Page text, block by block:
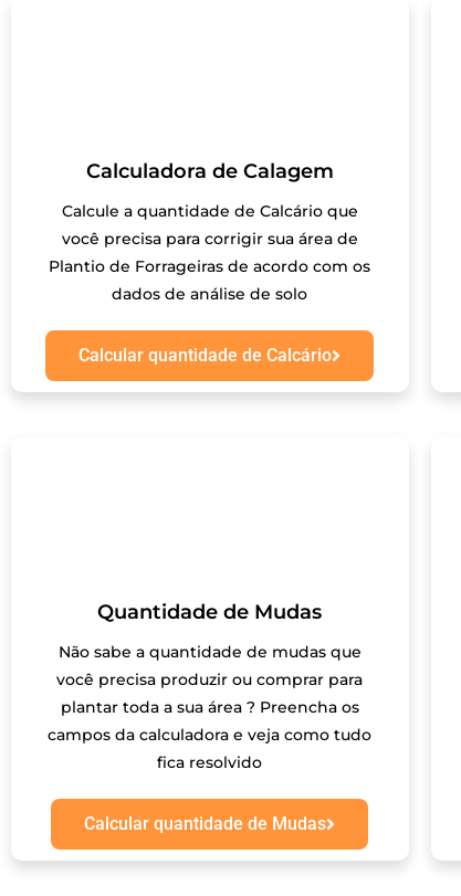
Calculadora de Calagem
Calcule a quantidade de Calcário que
você precisa para corrigir sua área de
Plantio de Forrageiras de acordo com os
dados de análise de solo
Calcular quantidade de Calcário
Quantidade de Mudas
Não sabe a quantidade de mudas que
você precisa produzir ou comprar para
plantar toda a sua área ? Preencha os
campos da calculadora e veja como tudo
fica resolvido
Calcular quantidade de Mudas